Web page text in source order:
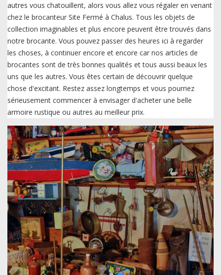
autres vous chatouillent, alors vous allez vous régaler en venant
chez le brocanteur Site Fermé à Chalus. Tous les objets de
collection imaginables et plus encore peuvent être trouvés dans
notre brocante. Vous pouvez passer des heures ici à regarder
les choses, à continuer encore et encore car nos articles de
brocantes sont de très bonnes qualités et tous aussi beaux les
uns que les autres. Vous êtes certain de découvrir quelque
chose d'excitant. Restez assez longtemps et vous pourriez
sérieusement commencer à envisager d'acheter une belle
armoire rustique ou autres au meilleur prix.